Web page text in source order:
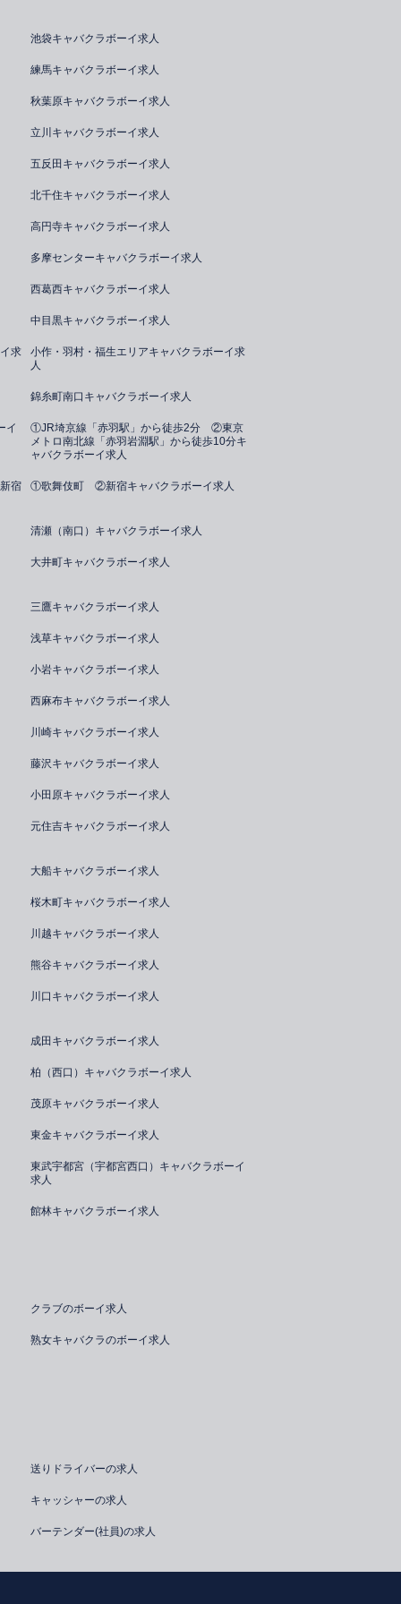
池袋キャバクラボーイ求人
練馬キャバクラボーイ求人
秋葉原キャバクラボーイ求人
立川キャバクラボーイ求人
五反田キャバクラボーイ求人
北千住キャバクラボーイ求人
高円寺キャバクラボーイ求人
多摩センターキャバクラボーイ求人
西葛西キャバクラボーイ求人
中目黒キャバクラボーイ求人
求
小作・羽村・福生エリアキャバクラボーイ求
人
錦糸町南口キャバクラボーイ求人
イ
①JR埼京線「赤羽駅」から徒歩2分 ②東京
メトロ南北線「赤羽岩淵駅」から徒歩10分キ
ャバクラボーイ求人
宿 ①歌舞伎町 ②新宿キャバクラボーイ求人
清瀬（南口）キャバクラボーイ求人
大井町キャバクラボーイ求人
三鷹キャバクラボーイ求人
浅草キャバクラボーイ求人
小岩キャバクラボーイ求人
西麻布キャバクラボーイ求人
川崎キャバクラボーイ求人
藤沢キャバクラボーイ求人
小田原キャバクラボーイ求人
元住吉キャバクラボーイ求人
大船キャバクラボーイ求人
桜木町キャバクラボーイ求人
川越キャバクラボーイ求人
熊谷キャバクラボーイ求人
川口キャバクラボーイ求人
成田キャバクラボーイ求人
柏（西口）キャバクラボーイ求人
茂原キャバクラボーイ求人
東金キャバクラボーイ求人
東武宇都宮（宇都宮西口）キャバクラボーイ
求人
館林キャバクラボーイ求人
クラブのボーイ求人
熟女キャバクラのボーイ求人
送りドライバーの求人
キャッシャーの求人
バーテンダー(社員)の求人